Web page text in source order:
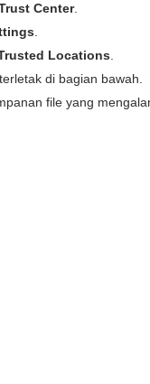
Center.
Locations
, terletak di bagian bawah.
file yang